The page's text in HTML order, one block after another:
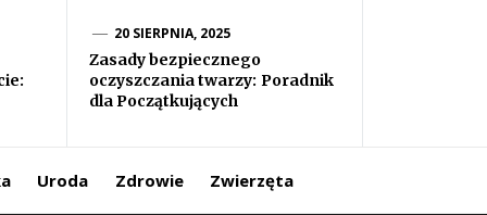
20 SIERPNIA, 2025
Zasady bezpiecznego
oczyszczania twarzy: Poradnik
dla Początkujących
Uroda Zdrowie Zwierzęta